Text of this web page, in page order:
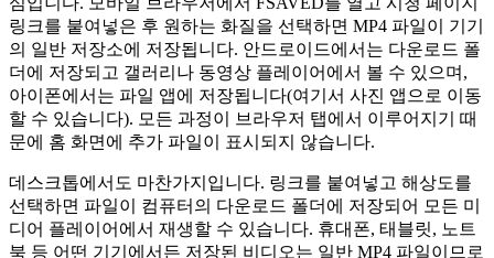
링크를 붙여넣은 후 원하는 화질을 선택하면 MP4 파일이 기기
의 일반 저장소에 저장됩니다. 안드로이드에서는 다운로드 폴
더에 저장되고 갤러리나 동영상 플레이어에서 볼 수 있으며,
아이폰에서는 파일 앱에 저장됩니다(여기서 사진 앱으로 이동
할 수 있습니다). 모든 과정이 브라우저 탭에서 이루어지기 때
문에 홈 화면에 추가 파일이 표시되지 않습니다.
데스크톱에서도 마찬가지입니다. 링크를 붙여넣고 해상도를
선택하면 파일이 컴퓨터의 다운로드 폴더에 저장되어 모든 미
디어 플레이어에서 재생할 수 있습니다. 휴대폰, 태블릿, 노트
북 등 어떤 기기에서든 저장된 비디오는 일반 MP4 파일이므로